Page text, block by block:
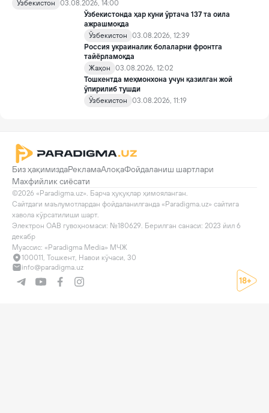
кенг муҳокама қилинмоқда.
Ўзбекистон
03.08.2026, 14:00
Ўзбекистонда ҳар куни ўртача 137 та оила
ажрашмоқда
Ўзбекистон
03.08.2026, 12:39
Россия украиналик болаларни фронтга
тайёрламоқда
Жаҳон
03.08.2026, 12:02
Тошкентда меҳмонхона учун қазилган жой
ўпирилиб тушди
Ўзбекистон
03.08.2026, 11:19
Биз ҳақимиздаРекламаАлоқаФойдаланиш шартлари
Махфийлик сиёсати
©2026 «Paradigma.uz». Барча ҳуқуқлар ҳимояланган.
Сайтдаги маълумотлардан фойдаланилганда «Paradigma.uz» сайтига
хавола кўрсатилиши шарт.
Электрон ОАВ гувоҳномаси: №180629. Берилган санаси: 2023 йил 6
декабр
Муассис: «Paradigma Media» МЧЖ
100011, Тошкент, Навои кўчаси, 30
info@paradigma.uz